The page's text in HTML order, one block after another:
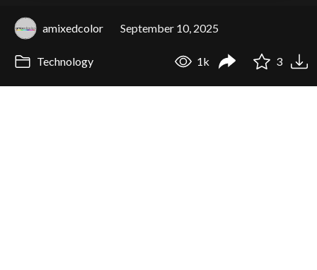
amixedcolor September 10, 2025
Technology 1k 3